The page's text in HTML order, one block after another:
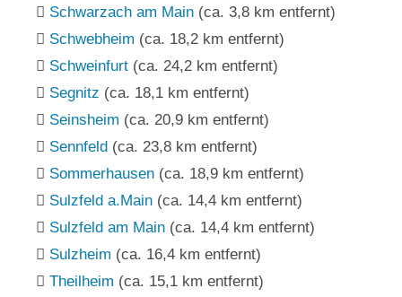
Schwarzach am Main (ca. 3,8 km entfernt)
Schwebheim (ca. 18,2 km entfernt)
Schweinfurt (ca. 24,2 km entfernt)
Segnitz (ca. 18,1 km entfernt)
Seinsheim (ca. 20,9 km entfernt)
Sennfeld (ca. 23,8 km entfernt)
Sommerhausen (ca. 18,9 km entfernt)
Sulzfeld a.Main (ca. 14,4 km entfernt)
Sulzfeld am Main (ca. 14,4 km entfernt)
Sulzheim (ca. 16,4 km entfernt)
Theilheim (ca. 15,1 km entfernt)